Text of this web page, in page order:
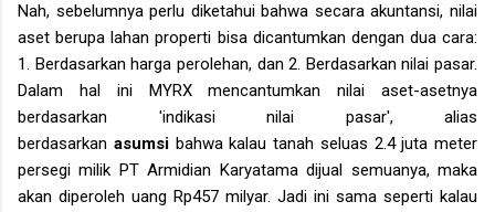
Nah, sebelumnya perlu diketahui bahwa secara akuntansi, nilai
aset berupa lahan properti bisa dicantumkan dengan dua cara:
1. Berdasarkan harga perolehan, dan 2. Berdasarkan nilai pasar.
Dalam hal ini MYRX mencantumkan nilai aset-asetnya
berdasarkan 'indikasi nilai pasar', alias
berdasarkan asumsibahwa kalau tanah seluas 2.4 juta meter
persegi milik PT Armidian Karyatama dijual semuanya, maka
akan diperoleh uang Rp457 milyar. Jadi ini sama seperti kalau